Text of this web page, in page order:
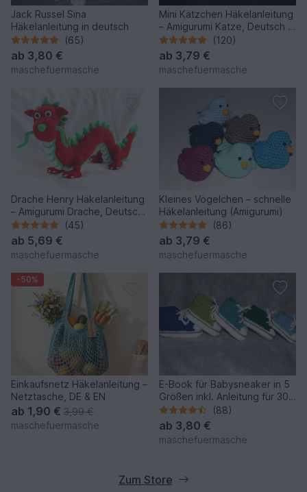
Jack Russel Sina
Häkelanleitung in deutsch
(65)
ab 3,80 €
maschefuermasche
Mini Kätzchen Häkelanleitung
– Amigurumi Katze, Deutsch &
Englisch
(120)
ab 3,79 €
maschefuermasche
Drache Henry Häkelanleitung
– Amigurumi Drache, Deutsch
& Englisch
(45)
ab 5,69 €
maschefuermasche
Kleines Vögelchen – schnelle
Häkelanleitung (Amigurumi)
(86)
ab 3,79 €
maschefuermasche
-50%
Einkaufsnetz Häkelanleitung –
Netztasche, DE & EN
ab 1,90 € 3,99 €
maschefuermasche
E-Book für Babysneaker in 5
Größen inkl. Anleitung für 30
Sekunden Schnürsenkel
(88)
ab 3,80 €
maschefuermasche
Zum Store